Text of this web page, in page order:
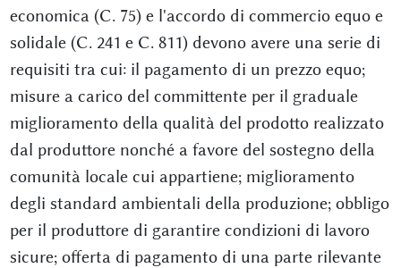
economica (C. 75) e l'accordo di commercio equo e
solidale (C. 241 e C. 811) devono avere una serie di
requisiti tra cui: il pagamento di un prezzo equo;
misure a carico del committente per il graduale
miglioramento della qualità del prodotto realizzato
dal produttore nonché a favore del sostegno della
comunità locale cui appartiene; miglioramento
degli standard ambientali della produzione; obbligo
per il produttore di garantire condizioni di lavoro
sicure; offerta di pagamento di una parte rilevante